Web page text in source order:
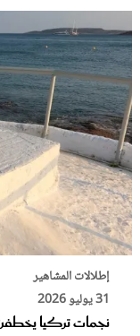
إطلالات المشاهير
31 يوليو 2026
نجمات تركيا يخطفن